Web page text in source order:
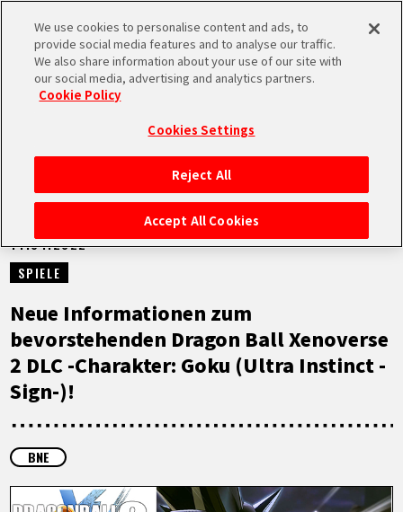
MEN
STARTSEITE
NEUES
HIGHLIGHTS
VIDEOS
INFOS
NEUES
14.04.2022
SPIELE
Neue Informationen zum
bevorstehenden Dragon Ball Xenoverse
2 DLC -Charakter: Goku (Ultra Instinct -
Sign-)!
BNE
We use cookies to personalise content and ads, to
provide social media features and to analyse our traffic.
We also share information about your use of our site with
our social media, advertising and analytics partners.
Cookie Policy
Cookies Settings
Reject All
Accept All Cookies